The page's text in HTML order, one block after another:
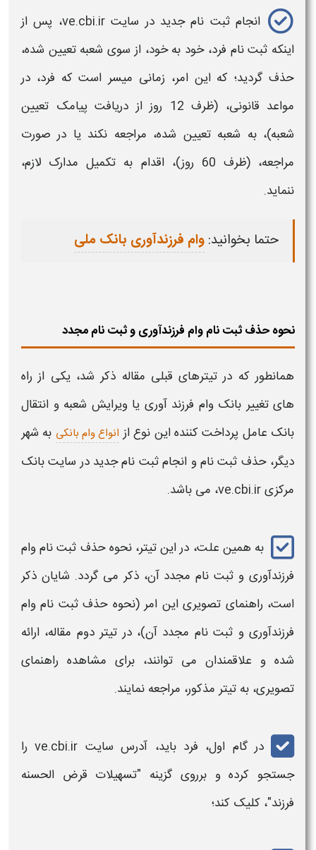
انجام ثبت نام جدید در سایت ve.cbi.ir، پس از
اینکه ثبت نام فرد، خود به خود، از سوی شعبهتعیین شده،
حذف گردید؛ که این امر، زمانی میسر است که فرد، در
مواعد قانونی، (ظرف 12 روز از دریافت پیامک تعیین
شعبه)،به شعبهتعیین شده، مراجعه نکند یا در صورت
مراجعه، (ظرف 60 روز)، اقدام به تکمیل مدارک لازم،
ننماید.
حتما بخوانید:وام فرزندآوری بانک ملی
نحوه حذف ثبت نام وام فرزندآوری و ثبت نام مجدد
همانطور که در تیترهای قبلی مقاله ذکر شد، یکی از راه
هایتغییر بانک وام فرزند آوری یا ویرایش شعبه و انتقال
بانک عامل پرداخت کننده این نوع از انواع وام بانکی به شهر
دیگر، حذف ثبت نام و انجام ثبت نام جدید در سایت بانک
مرکزی ve.cbi.ir، می باشد.
به همین علت، در این تیتر،نحوهحذف ثبت ناموام
فرزندآوری و ثبت نام مجدد آن، ذکر می گردد. شایان ذکر
است، راهنمای تصویری این امر (نحوه حذف ثبت نام وام
فرزندآوریو ثبت نام مجدد آن)، در تیتر دوم مقاله، ارائه
شده و علاقمندان می توانند، برای مشاهده راهنمای
تصویری، به تیتر مذکور، مراجعه نمایند.
در گام اول، فرد باید، آدرس سایت ve.cbi.ir را
جستجو کرده و برروی گزینه "تسهیلات قرض الحسنه
فرزند"، کلیک کند؛